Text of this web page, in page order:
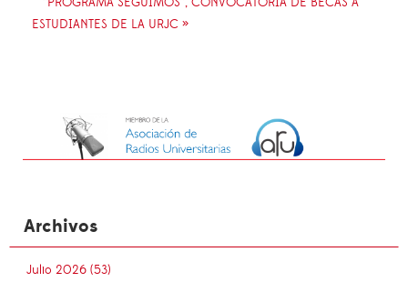
ESTUDIANTES DE LA URJC »
Archivos
Julio 2026 (53)